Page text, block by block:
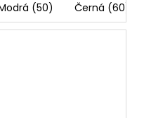
(50) Černá (60)